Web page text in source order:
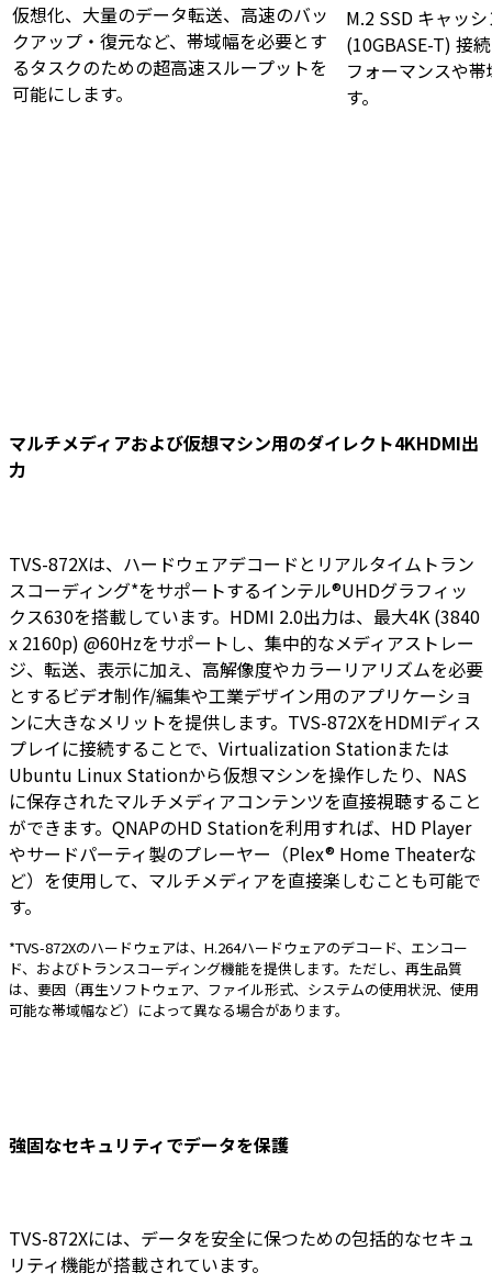
仮想化、大量のデータ転送、高速のバッ
クアップ・復元など、帯域幅を必要とす
るタスクのための超高速スループットを
可能にします。
M.2 SSD キャッ
(10GBASE-T) 接
フォーマンスや
す。
マルチメディアおよび仮想マシン用のダイレクト4KHDMI出
力
TVS-872Xは、ハードウェアデコードとリアルタイムトラン
スコーディング*をサポートするインテル®UHDグラフィッ
クス630を搭載しています。HDMI 2.0出力は、最大4K (3840
x 2160p) @60Hzをサポートし、集中的なメディアストレー
ジ、転送、表示に加え、高解像度やカラーリアリズムを必要
とするビデオ制作/編集や工業デザイン用のアプリケーショ
ンに大きなメリットを提供します。TVS-872XをHDMIディス
プレイに接続することで、Virtualization Stationまたは
Ubuntu Linux Stationから仮想マシンを操作したり、NAS
に保存されたマルチメディアコンテンツを直接視聴すること
ができます。QNAPのHD Stationを利用すれば、HD Player
やサードパーティ製のプレーヤー（Plex® Home Theaterな
ど）を使用して、マルチメディアを直接楽しむことも可能で
す。
*TVS-872Xのハードウェアは、H.264ハードウェアのデコード、エンコー
ド、およびトランスコーディング機能を提供します。ただし、再生品質
は、要因（再生ソフトウェア、ファイル形式、システムの使用状況、使用
可能な帯域幅など）によって異なる場合があります。
強固なセキュリティでデータを保護
TVS-872Xには、データを安全に保つための包括的なセキュ
リティ機能が搭載されています。